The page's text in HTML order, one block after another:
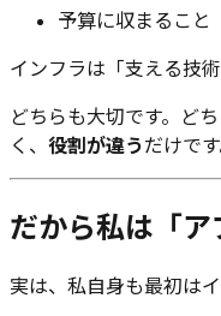
予算に収まること
インフラは「支える技術
どちらも大切です。ど
く、 役割が違うだけです
だから私は「ア
実は、私自身も最初は